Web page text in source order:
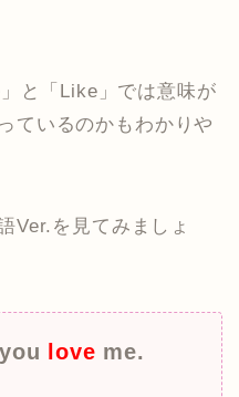
と「Like」では意味が
ているのかもわかりや
Ver.を見てみましょ
love me.